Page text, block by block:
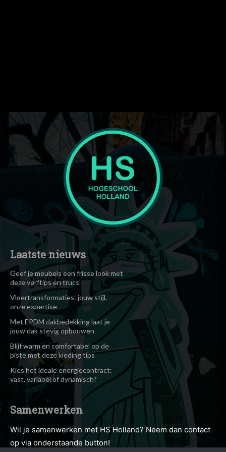
Laatste nieuws
Geef je meubels een frisse look met
deze verftips en trucs
Vloertransformaties: jouw stijl,
onze expertise
Met EPDM dakbedekking laat je
jouw dak stevig opbouwen
Blijf warm en comfortabel op de
piste met deze kleding tips
Kies het ideale energiecontract:
vast, variabel of dynamisch?
Samenwerken
Wil je samenwerken met HS Holland? Neem dan contact
op via onderstaande button!